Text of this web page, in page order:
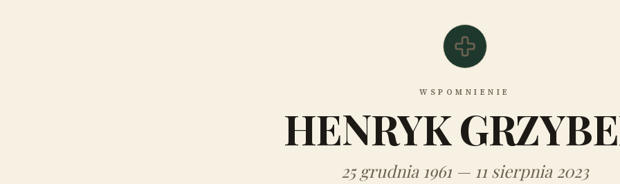
WSPOMNIENIE
HENRYK
25 grudnia 1961 — 11 sierpnia 2023